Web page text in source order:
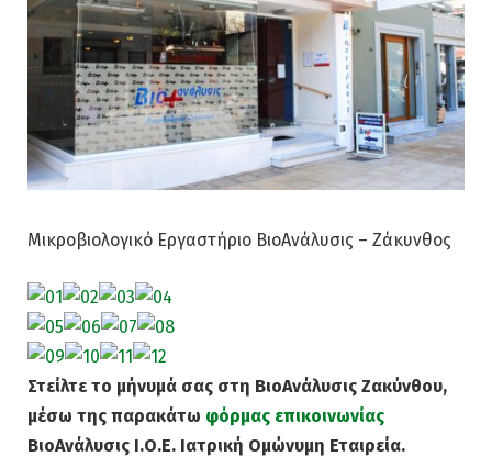
Mικροβιολογικό Εργαστήριο ΒιοAνάλυσις – Ζάκυνθος
Στείλτε το μήνυμά σας στη ΒιοAνάλυσις Ζακύνθου,
μέσω της παρακάτω φόρμας επικοινωνίας
ΒιοAνάλυσις Ι.Ο.Ε. Ιατρική Ομώνυμη Εταιρεία.